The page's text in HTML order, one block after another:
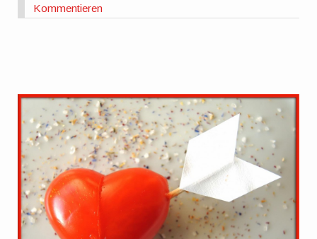
Kommentieren